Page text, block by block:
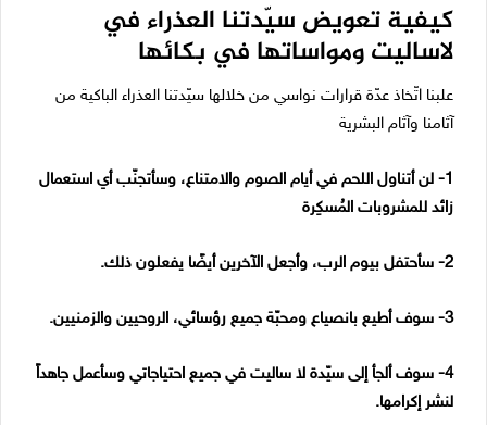
كيفية تعويض سيّدتنا العذراء في
لاساليت ومواساتها في بكائها
علبنا اتّخاذ عدّة قرارات نواسي من خلالها سيّدتنا العذراء الباكية من
آثامنا وآثام البشرية
1- لن أتناول اللحم في أيام الصوم والامتناع، وسأتجنّب أي استعمال
زائد للمشروبات المُسكِرة
2- سأحتفل بيوم الرب، وأجعل الآخرين أيضًا يفعلون ذلك.
3- سوف أطيع بانصياع ومحبّة جميع رؤسائي، الروحيين والزمنيين.
4- سوف ألجأ إلى سيّدة لا ساليت في جميع احتياجاتي وسأعمل جاهداً
لنشر إكرامها.